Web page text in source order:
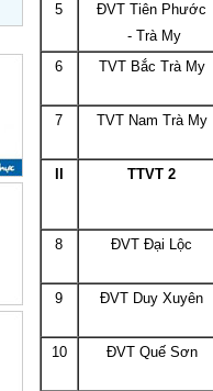
5
ĐVT Tiên Phước
- Trà My
6
TVT Bắc Trà My
7 TVT Nam Trà My
TTVT 2
8 ĐVT Đại Lộc
9 ĐVT Duy Xuyên
10 ĐVT Quế Sơn